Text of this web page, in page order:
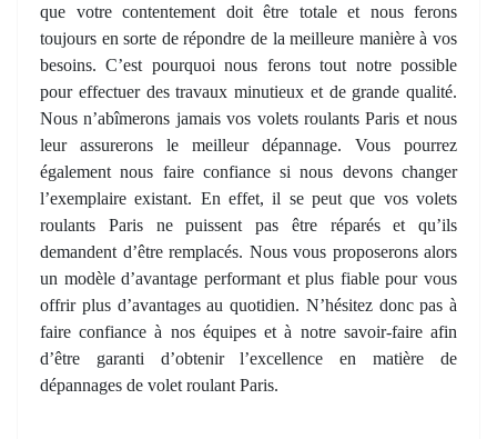
que votre contentement doit être totale et nous ferons
toujours en sorte de répondre de la meilleure manière à vos
besoins. C’est pourquoi nous ferons tout notre possible
pour effectuer des travaux minutieux et de grande qualité.
Nous n’abîmerons jamais vos volets roulants Paris et nous
leur assurerons le meilleur dépannage. Vous pourrez
également nous faire confiance si nous devons changer
l’exemplaire existant. En effet, il se peut que vos volets
roulants Paris ne puissent pas être réparés et qu’ils
demandent d’être remplacés. Nous vous proposerons alors
un modèle d’avantage performant et plus fiable pour vous
offrir plus d’avantages au quotidien. N’hésitez donc pas à
faire confiance à nos équipes et à notre savoir-faire afin
d’être garanti d’obtenir l’excellence en matière de
dépannages de volet roulant Paris.